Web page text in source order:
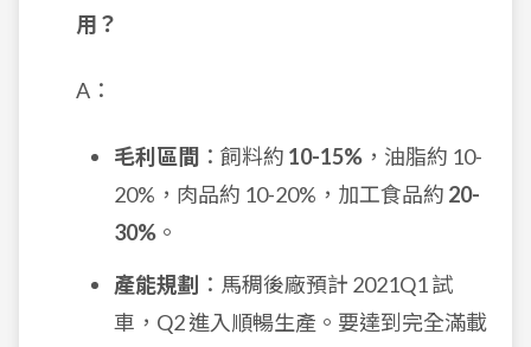
用？
A：
毛利區間 ：飼料約 10-15% ，油脂約 10-
20%，肉品約 10-20%，加工食品約 20-
30% 。
產能規劃 ：馬稠後廠預計 2021Q1 試
車，Q2 進入順暢生產。要達到完全滿載